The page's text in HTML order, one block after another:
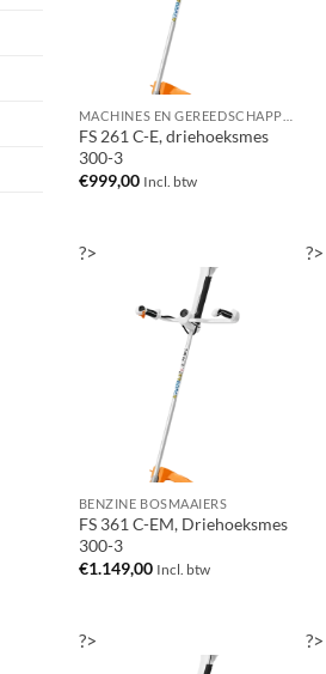
FS 261 C-E, driehoeksmes
300-3
€999,00 Incl. btw
?>
BENZINE BOSMAAIERS
FS 361 C-EM, Driehoeksmes
300-3
€1.149,00 Incl. btw
?>
?> ?>